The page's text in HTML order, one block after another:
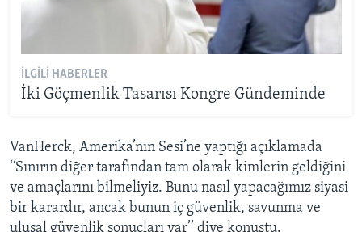
İLGILI HABERLER
İki Göçmenlik Tasarısı Kongre Gündeminde
VanHerck, Amerika’nın Sesi’ne yaptığı açıklamada
‘‘Sınırın diğer tarafından tam olarak kimlerin geldiğini
ve amaçlarını bilmeliyiz. Bunu nasıl yapacağımız siyasi
bir karardır, ancak bunun iç güvenlik, savunma ve
ulusal güvenlik sonuçları var’’ diye konuştu.